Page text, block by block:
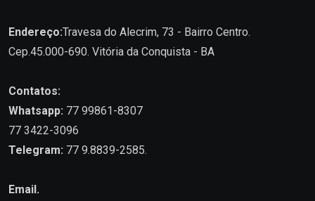
Endereço:Travesa do Alecrim, 73 - Bairro Centro.
Cep.45.000-690. Vitória da Conquista - BA
Contatos:
Whatsapp: 77 99861-8307
77 3422-3096
Telegram: 77 9.8839-2585.
Email.